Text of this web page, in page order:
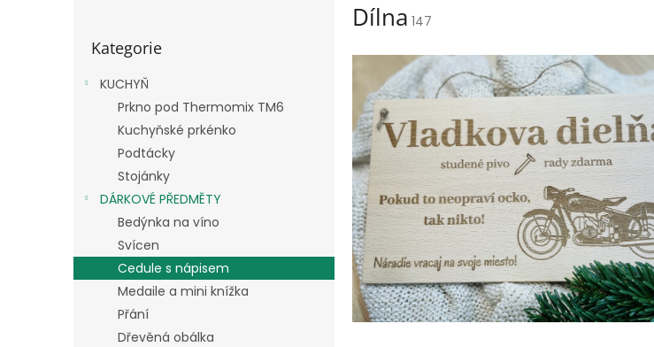
l
kategorie
Kategorie
KUCHYŇ
Prkno pod Thermomix TM6
Kuchyňské prkénko
Podtácky
Stojánky
DÁRKOVÉ PŘEDMĚTY
Bedýnka na víno
Svícen
Cedule s nápisem
Medaile a mini knížka
Přání
Dřevěná obálka
Dílna 147